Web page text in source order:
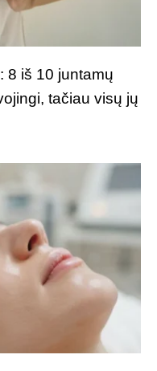
8 iš 10 juntamų
tačiau visų jų